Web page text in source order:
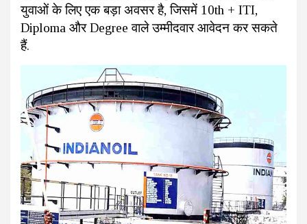
युवाओं के लिए एक बड़ा अवसर है, जिसमें 10th + ITI,
Diploma और Degree वाले उम्मीदवार आवेदन कर सकते
हैं.